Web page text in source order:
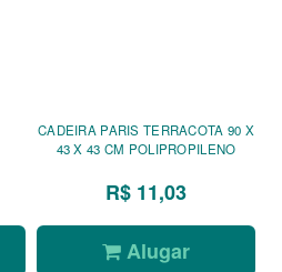
CADEIRA PARIS TERRACOTA 90 X
43 X 43 CM POLIPROPILENO
R$ 11,03
Alugar